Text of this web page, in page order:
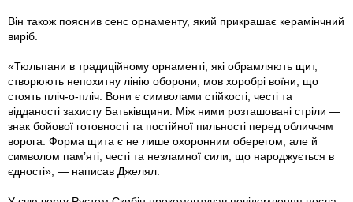
Він також пояснив сенс орнаменту, який прикрашає керамінчний
виріб.
«Тюльпани в традиційному орнаменті, які обрамляють щит,
створюють непохитну лінію оборони, мов хоробрі воїни, що
стоять пліч-о-пліч. Вони є символами стійкості, честі та
відданості захисту Батьківщини. Між ними розташовані стріли —
знак бойової готовності та постійної пильності перед обличчям
ворога. Форма щита є не лише охоронним оберегом, але й
символом памʼяті, честі та незламної сили, що народжується в
єдності», — написав Джелял.